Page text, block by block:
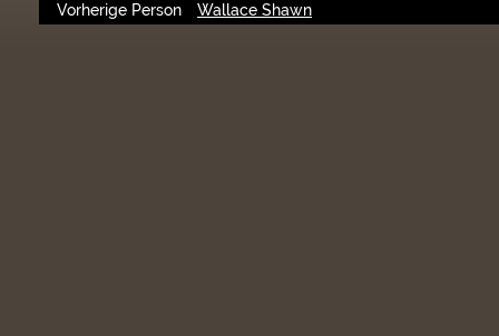
Vorherige Person Wallace Shawn